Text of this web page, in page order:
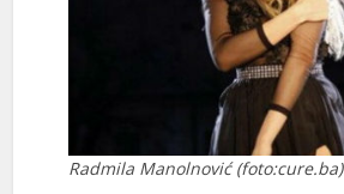
Radmila Manolnović (foto:cure.ba)